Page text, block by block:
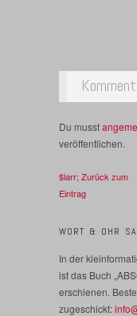
Du musst
veröffentlichen.
$larr; Zurück zum
Eintrag
WORT & OHR
In der
ist das Buch
erschienen.
zugeschickt: